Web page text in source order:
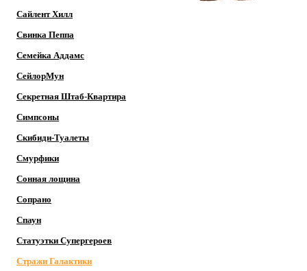
Сайлент Хилл
Свинка Пеппа
Семейка Аддамс
СейлорМун
Секретная Штаб-Квартира
Симпсоны
Скибиди-Туалеты
Смурфики
Сонная лощина
Сопрано
Спаун
Статуэтки Супергероев
Стражи Галактики